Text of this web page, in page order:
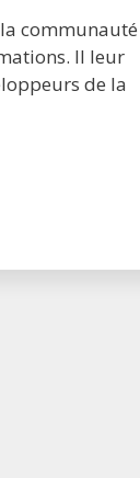
communauté
Il leur
de la